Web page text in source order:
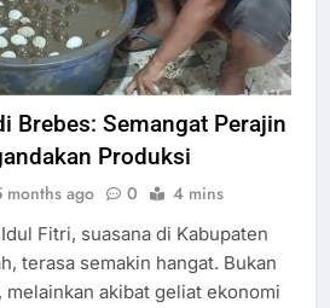
Brebes: Semangat Perajin
Produksi
months ago 0 4 mins
Fitri, suasana di Kabupaten
terasa semakin hangat. Bukan
melainkan akibat geliat ekonomi